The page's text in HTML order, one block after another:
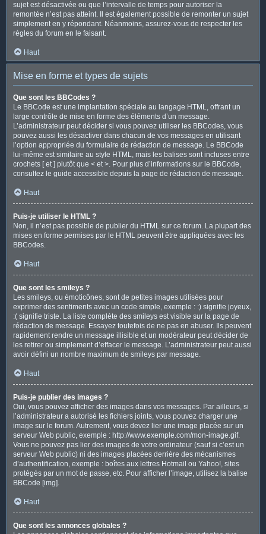
sujet est désactivée ou que l’intervalle de temps pour autoriser la
remontée n’est pas atteint. Il est également possible de remonter un sujet
simplement en y répondant. Néanmoins, assurez-vous de respecter les
règles du forum en le faisant.
Haut
Mise en forme et types de sujets
Que sont les BBCodes ?
Le BBCode est une implantation spéciale au langage HTML, offrant un
large contrôle de mise en forme des éléments d’un message.
L’administrateur peut décider si vous pouvez utiliser les BBCodes, vous
pouvez aussi les désactiver dans chacun de vos messages en utilisant
l’option appropriée du formulaire de rédaction de message. Le BBCode
lui-même est similaire au style HTML, mais les balises sont incluses entre
crochets [ et ] plutôt que < et >. Pour plus d’informations sur le BBCode,
consultez le guide accessible depuis la page de rédaction de message.
Haut
Puis-je utiliser le HTML ?
Non, il n’est pas possible de publier du HTML sur ce forum. La plupart des
mises en forme permises par le HTML peuvent être appliquées avec les
BBCodes.
Haut
Que sont les smileys ?
Les smileys, ou émoticônes, sont de petites images utilisées pour
exprimer des sentiments avec un code simple, exemple : :) signifie joyeux,
:( signifie triste. La liste complète des smileys est visible sur la page de
rédaction de message. Essayez toutefois de ne pas en abuser. Ils peuvent
rapidement rendre un message illisible et un modérateur peut décider de
les retirer ou simplement d’effacer le message. L’administrateur peut aussi
avoir défini un nombre maximum de smileys par message.
Haut
Puis-je publier des images ?
Oui, vous pouvez afficher des images dans vos messages. Par ailleurs, si
l’administrateur a autorisé les fichiers joints, vous pouvez charger une
image sur le forum. Autrement, vous devez lier une image placée sur un
serveur Web public, exemple : http://www.exemple.com/mon-image.gif.
Vous ne pouvez pas lier des images de votre ordinateur (sauf si c’est un
serveur Web public) ni des images placées derrière des mécanismes
d’authentification, exemple : boîtes aux lettres Hotmail ou Yahoo!, sites
protégés par un mot de passe, etc. Pour afficher l’image, utilisez la balise
BBCode [img].
Haut
Que sont les annonces globales ?